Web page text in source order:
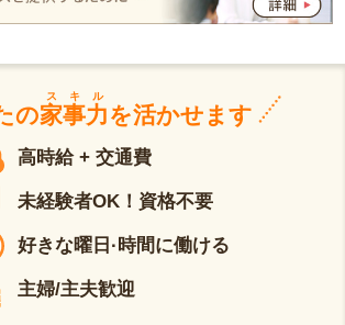
の家事力
スキル
を活かせます
高時給 + 交通費
未経験者OK！資格不要
好きな曜日·時間に働ける
主婦/主夫歓迎